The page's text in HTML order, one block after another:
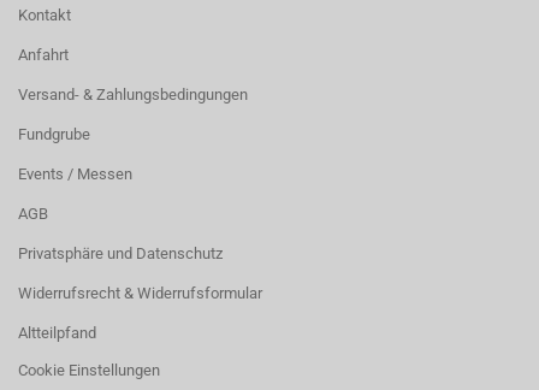
Kontakt
Anfahrt
Versand- & Zahlungsbedingungen
Fundgrube
Events / Messen
AGB
Privatsphäre und Datenschutz
Widerrufsrecht & Widerrufsformular
Altteilpfand
Cookie Einstellungen